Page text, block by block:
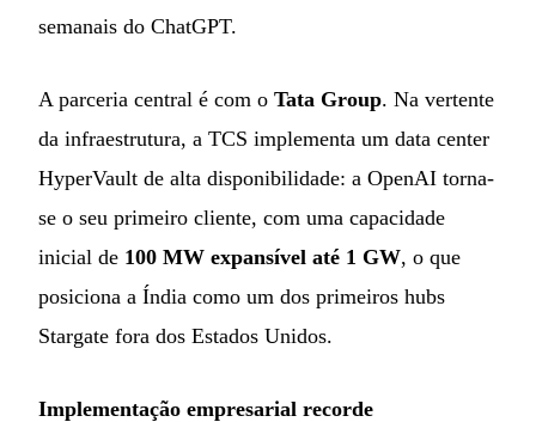
semanais do ChatGPT.
A parceria central é com o Tata Group. Na vertente
da infraestrutura, a TCS implementa um data center
HyperVault de alta disponibilidade: a OpenAI torna-
se o seu primeiro cliente, com uma capacidade
inicial de 100 MW expansível até 1 GW, o que
posiciona a Índia como um dos primeiros hubs
Stargate fora dos Estados Unidos.
Implementação empresarial recorde